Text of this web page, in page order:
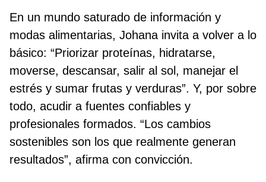
En un mundo saturado de información y
modas alimentarias, Johana invita a volver a lo
básico: “Priorizar proteínas, hidratarse,
moverse, descansar, salir al sol, manejar el
estrés y sumar frutas y verduras”. Y, por sobre
todo, acudir a fuentes confiables y
profesionales formados. “Los cambios
sostenibles son los que realmente generan
resultados”, afirma con convicción.